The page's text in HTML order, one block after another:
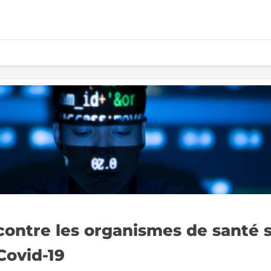
les organismes de santé
19